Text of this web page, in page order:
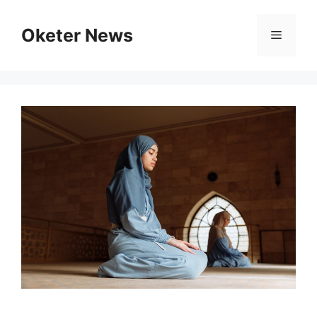
contentOketer News Menu